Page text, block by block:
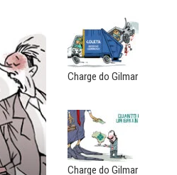
Charge do Gilmar
Charge do Gilmar
Agosto Lilás: todos e todas no
combate à...
SERGIO LUIZ LEITE (SERGINHO)
Saúde mental:
responsabilidade de todos
MIGUEL TORRES
A luta continua: agora o foco é